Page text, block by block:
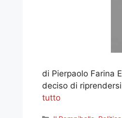
di Pierpaolo Farina
deciso di
tutto